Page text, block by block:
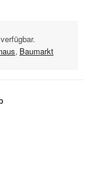
, Baumarkt